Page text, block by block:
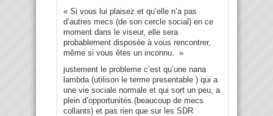
« Si vous lui plaisez et qu’elle n’a pas
d’autres mecs (de son cercle social) en ce
moment dans le viseur, elle sera
probablement disposée à vous rencontrer,
même si vous êtes un inconnu. »
justement le probleme c’est qu’une nana
lambda (utilison le terme presentable ) qui a
une vie sociale normale et qui sort un peu, a
plein d’opportunités (beaucoup de mecs
collants) et pas rien que sur les SDR